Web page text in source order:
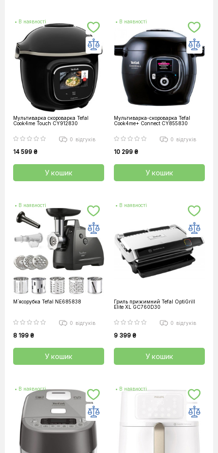
• В наявності
Мультиварка скороварка Tefal
Cook4me Touch CY912830
0 відгуків
14 599 ₴
У кошик
• В наявності
Мультиварка-скороварка Tefal
Cook4me+ Connect CY855830
0 відгуків
10 299 ₴
У кошик
• В наявності
М`ясорубка Tefal NE685838
0 відгуків
8 199 ₴
У кошик
• В наявності
Гриль прижимний Tefal OptiGrill
Elite XL GC760D30
0 відгуків
9 399 ₴
У кошик
• В наявності • В наявності